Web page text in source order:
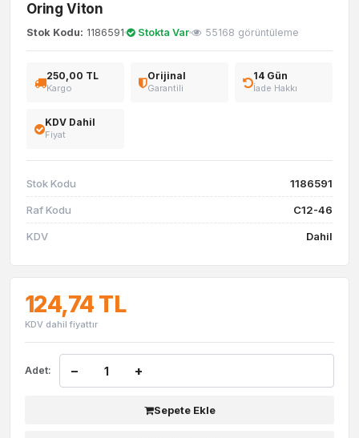
Oring Viton
Stok Kodu: 1186591 Stokta Var 55168 görüntüleme
250,00 TL
Kargo
Orijinal
Garantili
14 Gün
İade Hakkı
KDV Dahil
Fiyat
Stok Kodu 1186591
Raf Kodu C12-46
KDV Dahil
124,74 TL
KDV dahil fiyattır
Adet: − +
Sepete Ekle